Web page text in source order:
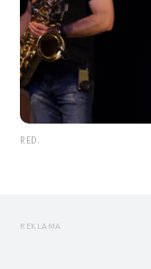
RED.
REKLAMA